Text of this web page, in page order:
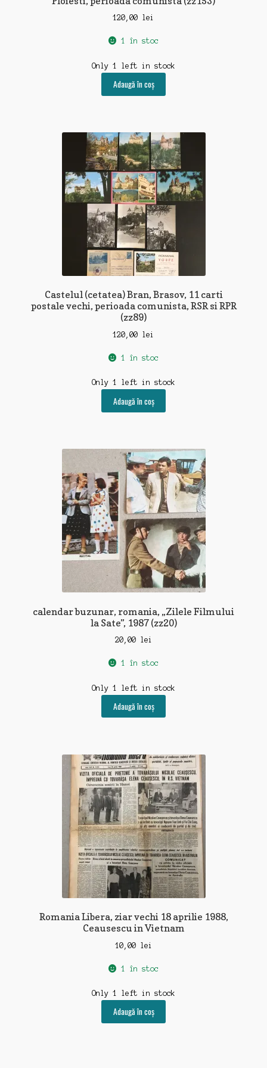
120,00 lei
1 în stoc
Only 1 left in stock
Adaugă în coș
Castelul (cetatea) Bran, Brasov, 11 carti
postale vechi, perioada comunista, RSR si RPR
(zz89)
120,00 lei
1 în stoc
Only 1 left in stock
Adaugă în coș
calendar buzunar, romania, „Zilele Filmului
la Sate”, 1987 (zz20)
20,00 lei
1 în stoc
Only 1 left in stock
Adaugă în coș
Romania Libera, ziar vechi 18 aprilie 1988,
Ceausescu in Vietnam
10,00 lei
1 în stoc
Only 1 left in stock
Adaugă în coș